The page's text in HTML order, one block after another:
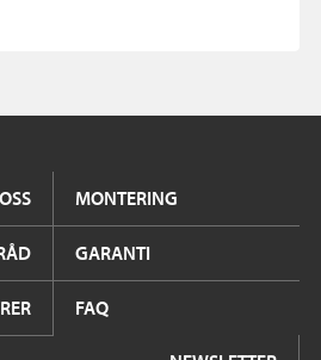
MONTERING
GARANTI
FAQ